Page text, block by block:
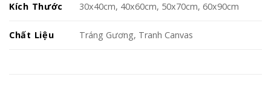
Kích Thước 30x40cm, 40x60cm, 50x70cm, 60x90cm
Chất Liệu Tráng Gương, Tranh Canvas